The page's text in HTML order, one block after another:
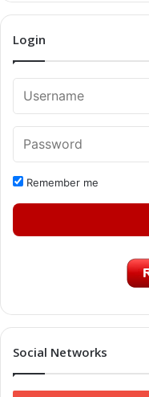
Login
Remember me
Social Networks